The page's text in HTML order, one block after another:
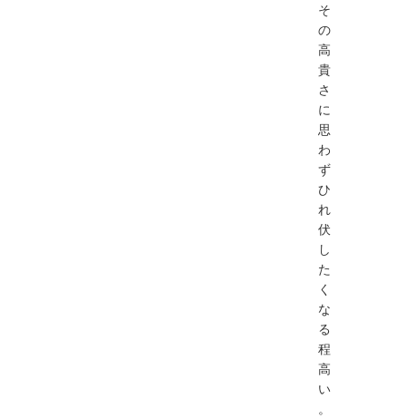
そ
の
高
貴
さ
に
思
わ
ず
ひ
れ
伏
し
た
く
な
る
程
高
い
。